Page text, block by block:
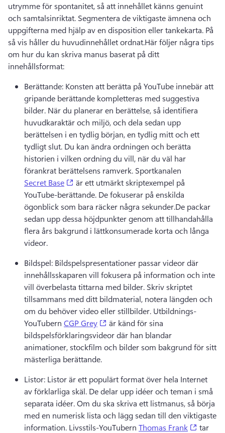
utrymme för spontanitet, så att innehållet känns genuint
och samtalsinriktat. Segmentera de viktigaste ämnena och
uppgifterna med hjälp av en disposition eller tankekarta. På
så vis håller du huvudinnehållet ordnat.Här följer några tips
om hur du kan skriva manus baserat på ditt
innehållsformat:
Berättande: Konsten att berätta på YouTube innebär att
gripande berättande kompletteras med suggestiva
bilder. När du planerar en berättelse, så identifiera
huvudkaraktär och miljö, och dela sedan upp
berättelsen i en tydlig början, en tydlig mitt och ett
tydligt slut. Du kan ändra ordningen och berätta
historien i vilken ordning du vill, när du väl har
förankrat berättelsens ramverk. Sportkanalen
Secret Base
(opens in a new tab)
är ett utmärkt skriptexempel på
YouTube-berättande. De fokuserar på enskilda
ögonblick som bara räcker några sekunder.De packar
sedan upp dessa höjdpunkter genom att tillhandahålla
flera års bakgrund i lättkonsumerade korta och långa
videor.
Bildspel: Bildspelspresentationer passar videor där
innehållsskaparen vill fokusera på information och inte
vill överbelasta tittarna med bilder. Skriv skriptet
tillsammans med ditt bildmaterial, notera längden och
om du behöver video eller stillbilder. Utbildnings-
YouTubern CGP Grey (opens in a new tab)
är känd för sina
bildspelsförklaringsvideor där han blandar
animationer, stockfilm och bilder som bakgrund för sitt
mästerliga berättande.
Listor: Listor är ett populärt format över hela Internet
av förklarliga skäl. De delar upp idéer och teman i små
separata idéer. Om du ska skriva ett listmanus, så börja
med en numerisk lista och lägg sedan till den viktigaste
information. Livsstils-YouTubern Thomas Frank (opens
tar